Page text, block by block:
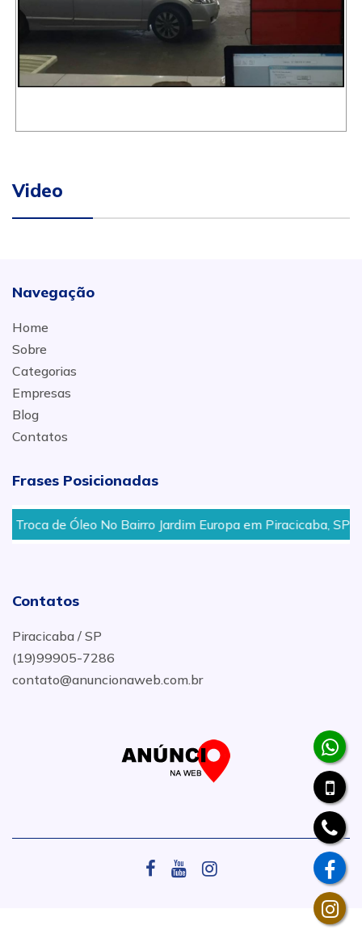
Video
Navegação
Home
Sobre
Categorias
Empresas
Blog
Contatos
Frases Posicionadas
de Óleo No Bairro Jardim Europa em Piracicaba, SP
Contatos
Piracicaba / SP
(19)99905-7286
contato@anuncionaweb.com.br